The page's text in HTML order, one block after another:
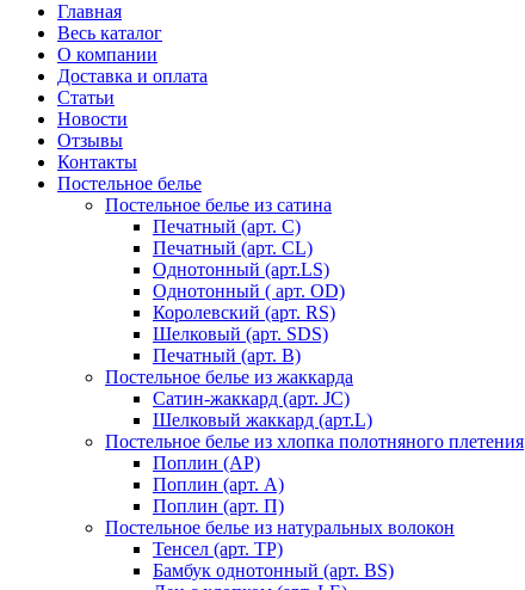
Главная
Весь каталог
О компании
Доставка и оплата
Статьи
Новости
Отзывы
Контакты
Постельное белье
Постельное белье из сатина
Печатный (арт. С)
Печатный (арт. СL)
Однотонный (арт.LS)
Однотонный ( арт. OD)
Королевский (арт. RS)
Шелковый (арт. SDS)
Печатный (арт. В)
Постельное белье из жаккарда
Сатин-жаккард (арт. JC)
Шелковый жаккард (арт.L)
Постельное белье из хлопка полотняного плетения
Поплин (AP)
Поплин (арт. А)
Поплин (арт. П)
Постельное белье из натуральных волокон
Тенсел (арт. ТР)
Бамбук однотонный (арт. BS)